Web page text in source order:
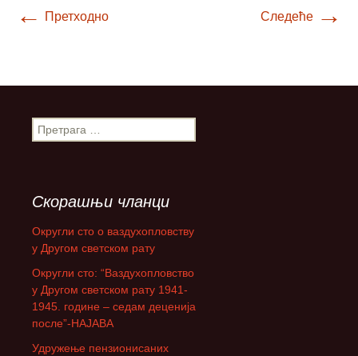
← Претходно Следеће →
П
р
а
г
а
:
Скорашњи чланци
Округли сто о ваздухопловству
у Другом светском рату
Округли сто: “Ваздухопловство
у Другом светском рату 1941-
1945. године – седам деценија
после”-НАЈАВА
Удружење пензионисаних